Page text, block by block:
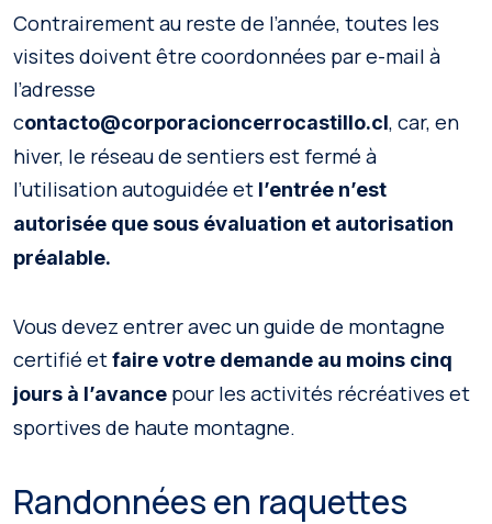
Contrairement au reste de l’année, toutes les
visites doivent être coordonnées par e-mail à
l’adresse
contacto@corporacioncerrocastillo.cl, car, en
hiver, le réseau de sentiers est fermé à
l’utilisation autoguidée et l’entrée n’est
autorisée que sous évaluation et autorisation
préalable.
Vous devez entrer avec un guide de montagne
certifié etfaire votre demande au moins cinq
jours à l’avance pour les activités récréatives et
sportives de haute montagne.
Randonnées en raquettes